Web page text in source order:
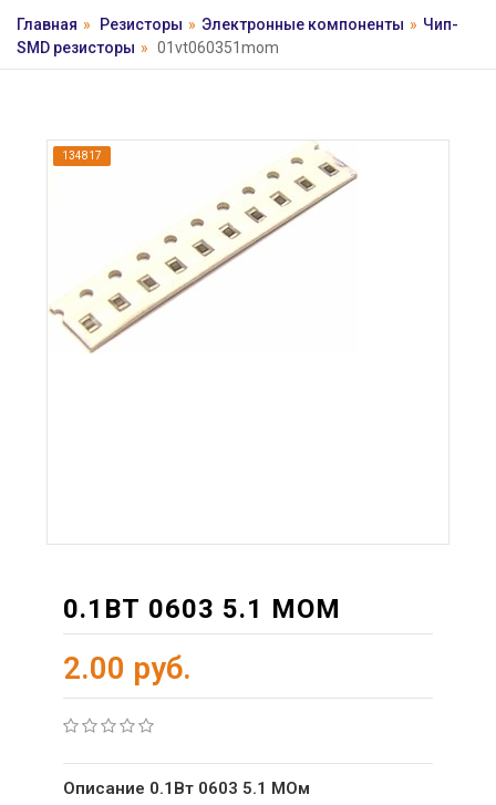
Главная » Резисторы » Электронные компоненты » Чип-
SMD резисторы » 01vt060351mom
134817
0.1ВТ 0603 5.1 МОМ
2.00 руб.
Описание 0.1Вт 0603 5.1 МОм